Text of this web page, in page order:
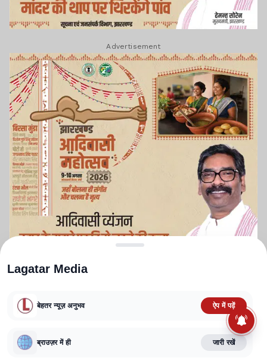
Advertisement
TERMS AND CONDITIONS
CORRECTIONS POLICY
FACT CHECKING POLICY
Lagatar Media Pvt. Ltd.
Lagatar Media
बेहतर न्यूज़ अनुभव ऐप में पढ़ें
ब्राउज़र में ही जारी रखें